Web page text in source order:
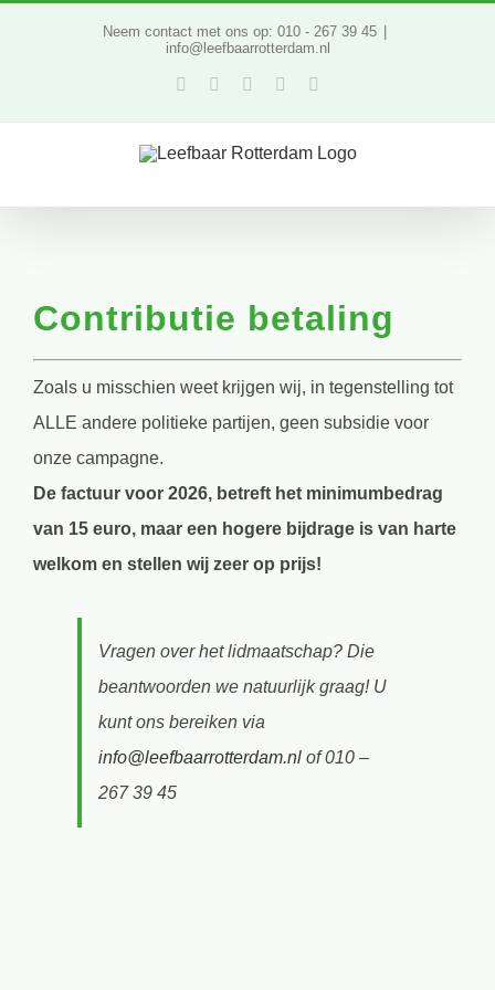
Neem contact met ons op: 010 - 267 39 45
info@leefbaarrotterdam.nl
Facebook
TwitterYouTubeLinkedIn
Contributie betaling
Zoals u misschien weet krijgen wij, in tegenstelling tot
ALLE andere politieke partijen, geen subsidie voor
onze campagne.
De factuur voor 2026, betreft het minimumbedrag
van 15 euro, maar een hogere bijdrage is van harte
welkom en stellen wij zeer op prijs!
Vragen over het lidmaatschap? Die
beantwoorden we natuurlijk graag! U
kunt ons bereiken via
info@leefbaarrotterdam.nlof 010 –
267 39 45